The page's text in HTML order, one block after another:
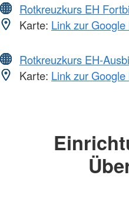
Rotkreuzkurs EH
Karte: Link zur
Rotkreuzkurs EH-
Karte: Link zur